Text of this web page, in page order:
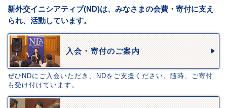
新外交イニシアティブ(ND)は、みなさまの会費・寄付に支え
られ、活動しています。
入会・寄付のご案内
ぜひNDにご入会いただき、NDをご支援ください。随時、ご寄付
も受け付けています。